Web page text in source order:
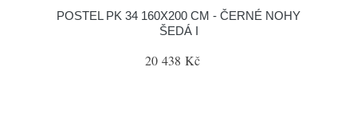
POSTEL PK 34 160X200 CM - ČERNÉ NOHY
ŠEDÁ I
20 438 Kč